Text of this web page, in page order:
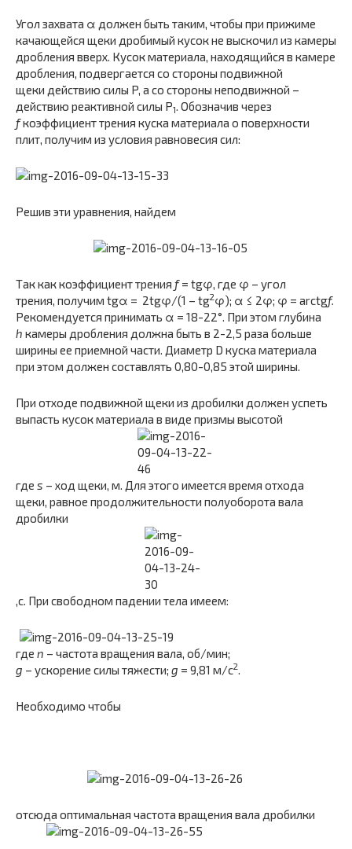
Угол захвата α должен быть таким, чтобы при прижиме
качающейся щеки дробимый кусок не выскочил из камеры
дробления вверх. Кусок материала, находящийся в камере
дробления, подвергается со стороны подвижной
щеки действию силы P, а со стороны неподвижной –
действию реактивной силы P1. Обозначив через
fкоэффициент трения куска материала о поверхности
плит, получим из условия равновесия сил:
Решив эти уравнения, найдем
Так как коэффициент трения f= tgφ, где φ – угол
трения, получим tgα = 2tgφ/(1 – tg2φ); α ≤ 2φ; φ = arctgf.
Рекомендуется принимать α = 18-22°. При этом глубина
h камеры дробления должна быть в 2-2,5 раза больше
ширины ее приемной части. Диаметр D куска материала
при этом должен составлять 0,80-0,85 этой ширины.
При отходе подвижной щеки из дробилки должен успеть
выпасть кусок материала в виде призмы высотой
где s – ход щеки, м. Для этого имеется время отхода
щеки, равное продолжительности полуоборота вала
дробилки
,c. При свободном падении тела имеем:
где n – частота вращения вала, об/мин;
g – ускорение силы тяжести; g = 9,81 м/с2.
Необходимо чтобы
отсюда оптимальная частота вращения вала дробилки